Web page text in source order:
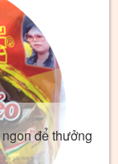
để thưởng